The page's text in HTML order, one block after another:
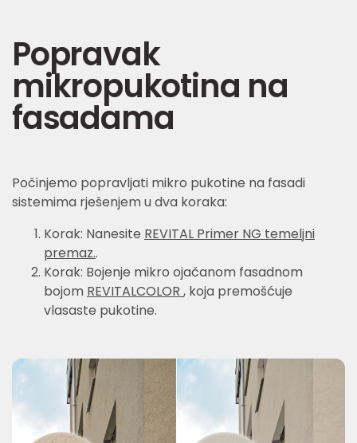
Popravak
mikropukotina na
fasadama
Počinjemo popravljati mikro pukotine na fasadi
sistemima rješenjem u dva koraka:
Korak: Nanesite REVITAL Primer NG temeljni
premaz..
Korak: Bojenje mikro ojačanom fasadnom
bojom REVITALCOLOR , koja premošćuje
vlasaste pukotine.